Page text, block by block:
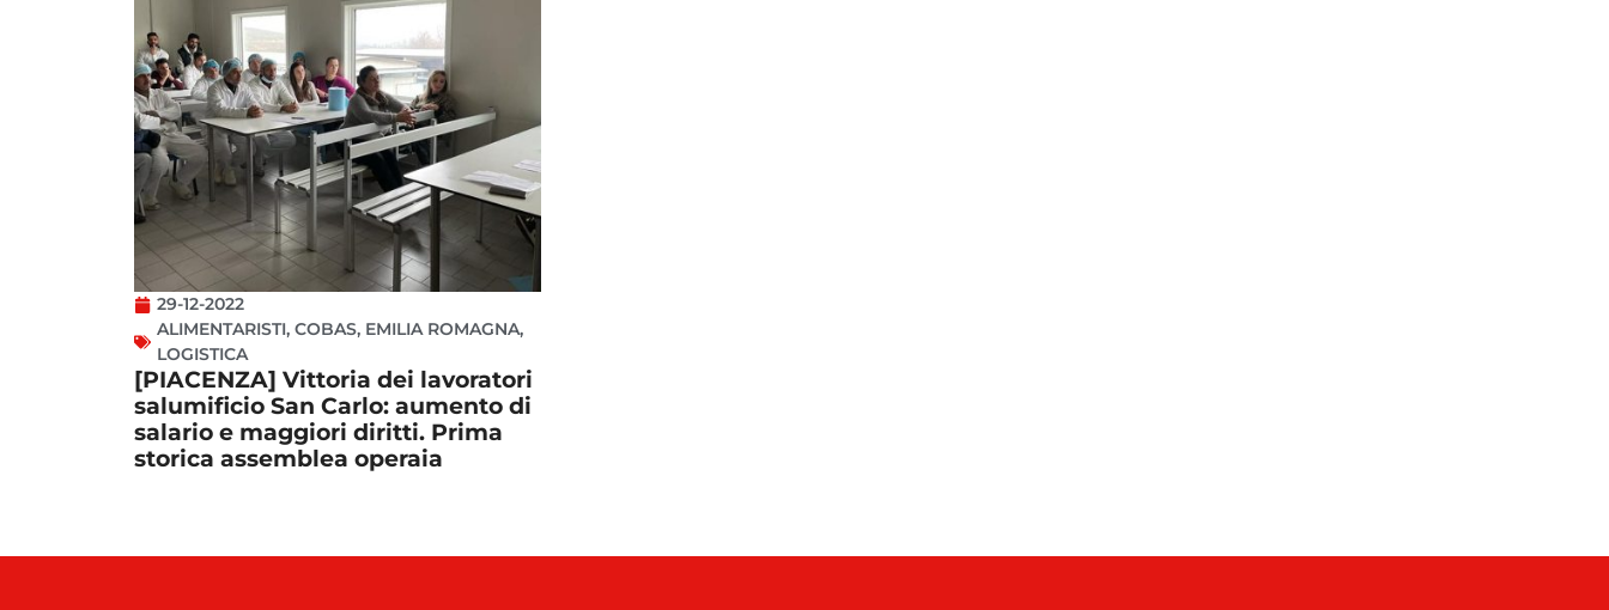
29-12-2022
ALIMENTARISTI, COBAS, EMILIA ROMAGNA,
LOGISTICA
[PIACENZA] Vittoria dei lavoratori
salumificio San Carlo: aumento di
salario e maggiori diritti. Prima
storica assemblea operaia